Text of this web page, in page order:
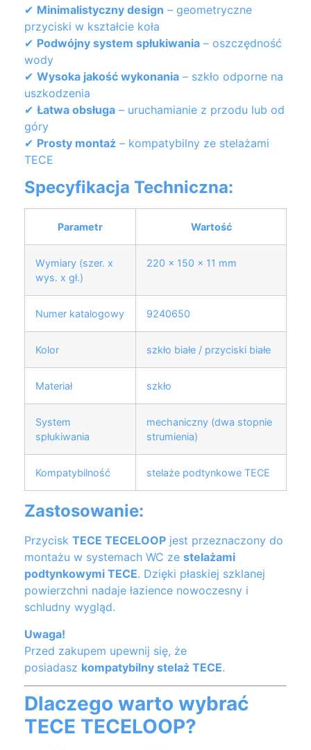
✔ Minimalistyczny design – geometryczne
przyciski w kształcie koła
✔ Podwójny system spłukiwania – oszczędność
wody
✔ Wysoka jakość wykonania – szkło odporne na
uszkodzenia
✔ Łatwa obsługa – uruchamianie z przodu lub od
góry
✔ Prosty montaż – kompatybilny ze stelażami
TECE
Specyfikacja Techniczna:
Parametr Wartość
Wymiary (szer. x
wys. x gł.)
220 x 150 x 11 mm
Numer katalogowy 9240650
Kolor szkło białe / przyciski białe
Materiał szkło
System
spłukiwania
mechaniczny (dwa stopnie
strumienia)
Kompatybilność stelaże podtynkowe TECE
Zastosowanie:
Przycisk TECE TECELOOP jest przeznaczony do
montażu w systemach WC ze stelażami
podtynkowymi TECE. Dzięki płaskiej szklanej
powierzchni nadaje łazience nowoczesny i
schludny wygląd.
Uwaga!
Przed zakupem upewnij się, że
posiadasz kompatybilny stelaż TECE.
Dlaczego warto wybrać
TECE TECELOOP?